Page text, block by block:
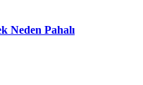
Neden Pahalı